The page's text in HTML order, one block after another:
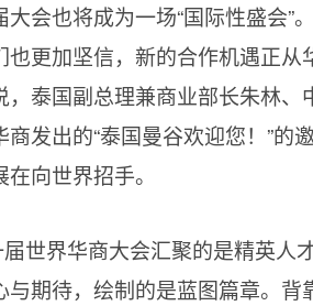
大会也将成为一场“国际性盛会
也更加坚信，新的合作机遇正从
，泰国副总理兼商业部长朱林
商发出的“泰国曼谷欢迎您！”
向世界招手。
世界华商大会汇聚的是精英人
与期待，绘制的是蓝图篇章。背